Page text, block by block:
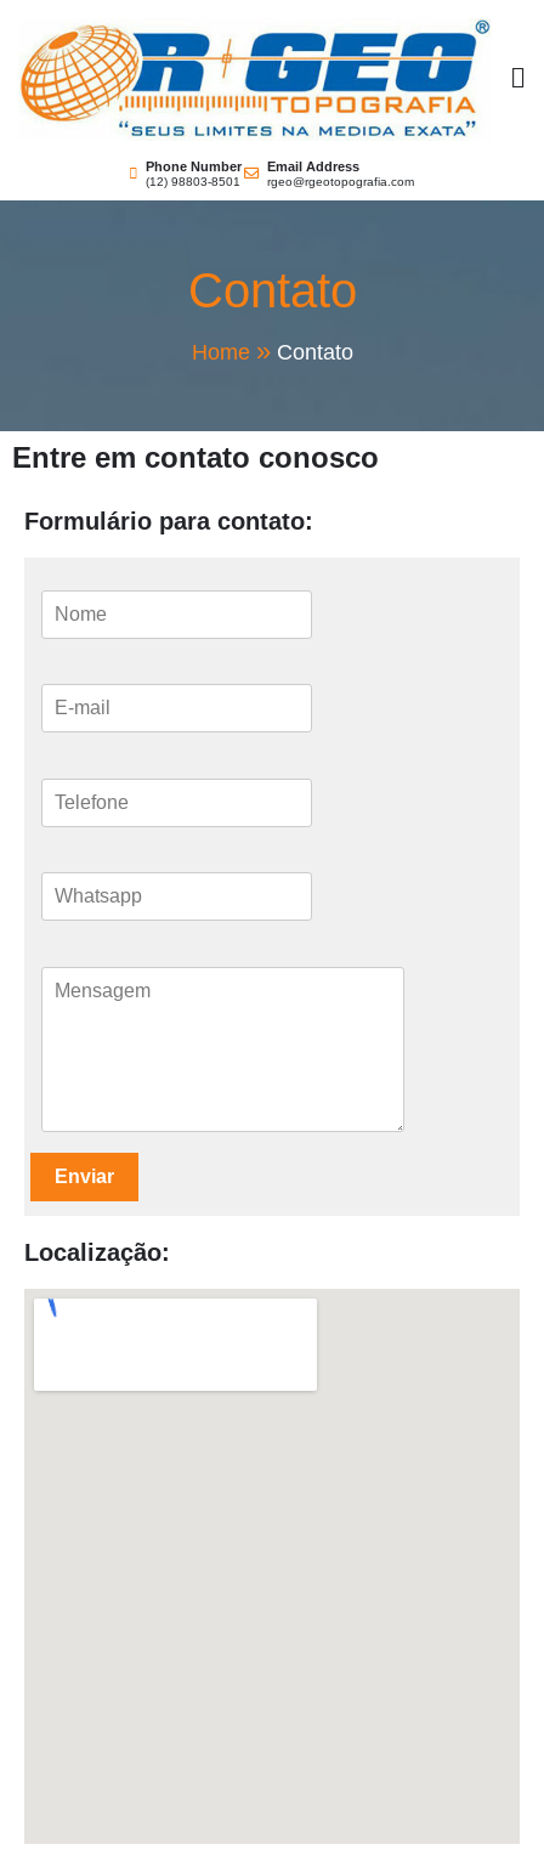
RGEO Topografia
Seus limites na medida exata!
Phone Number
(12) 98803-8501
Email Address
rgeo@rgeotopografia.com
Contato
Home Contato
Entre em contato conosco
Formulário para contato:
Enviar
Localização: